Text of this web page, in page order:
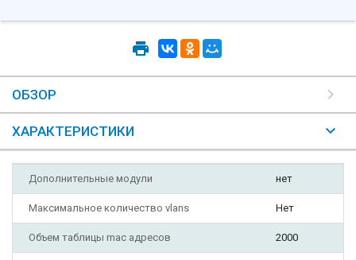
ОБЗОР
ХАРАКТЕРИСТИКИ
Дополнительные модули нет
Максимальное количество vlans Нет
Объем таблицы mac адресов 2000